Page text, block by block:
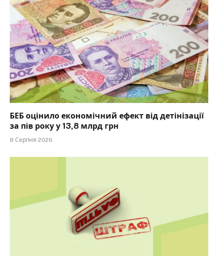
БЕБ оцінило економічний ефект від детінізації
за пів року у 13,8 млрд грн
8 Серпня 2026